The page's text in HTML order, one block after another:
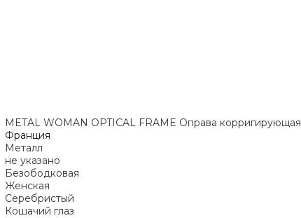
METAL WOMAN OPTICAL FRAME Оправа корригирующая
Франция
Металл
не указано
Безободковая
Женская
Серебристый
Кошачий глаз